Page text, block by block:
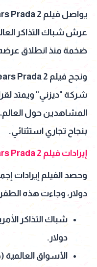
عرش شباك التذاكر
ضخمة منذ انطلاق عرضه
شركة "ديزني" ويمتد
المشاهدين حول
بنجاح تجاري استثنائي.
إيرادات فيلم The Devil Wears Prada 2 محليًا وعالميًا
دولار، وجاءت هذه
دولار.